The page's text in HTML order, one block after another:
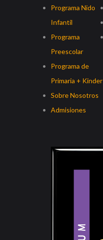
Programa Nido
Infantil
Programa
Preescolar
Programa de
Primaria + Kinder
Sobre Nosotros
Admisiones